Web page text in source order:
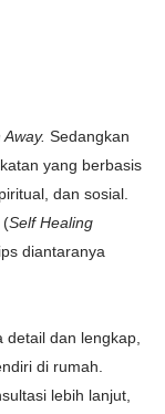
Sedangkan
yang berbasis
dan sosial.
(Self Healing
diantaranya
dan lengkap,
di rumah.
lebih lanjut,